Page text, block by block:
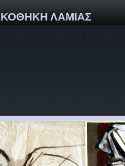
ΛΑΜΙΑΣ